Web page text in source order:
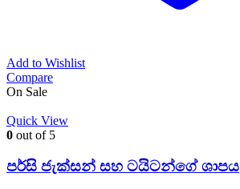
Add to Wishlist
Compare
On Sale
Quick View
0 out of 5
පර්සි ජැක්සන් සහ ටයිටන්ගේ ශාපය